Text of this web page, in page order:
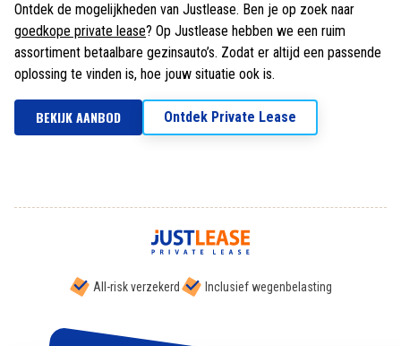
Ontdek de mogelijkheden van Justlease. Ben je op zoek naar
goedkope private lease? Op Justlease hebben we een ruim
assortiment betaalbare gezinsauto’s. Zodat er altijd een passende
oplossing te vinden is, hoe jouw situatie ook is.
BEKIJK AANBOD Ontdek Private Lease
All-risk verzekerd Inclusief wegenbelasting